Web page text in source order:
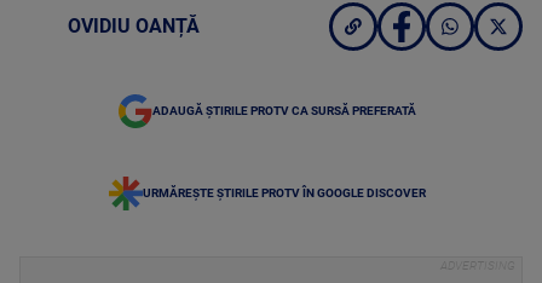
OVIDIU OANȚĂ
ADAUGĂ ȘTIRILE PROTV CA SURSĂ PREFERATĂ
URMĂREȘTE ȘTIRILE PROTV ÎN GOOGLE DISCOVER